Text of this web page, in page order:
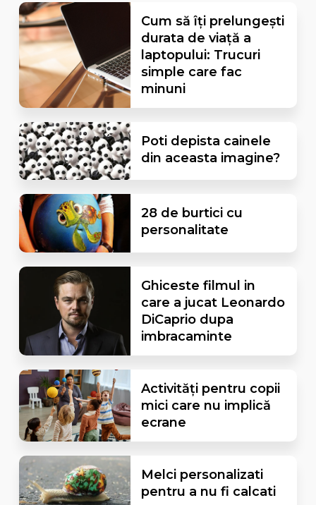
Cum să îți prelungești
durata de viață a
laptopului: Trucuri
simple care fac
minuni
Poti depista cainele
din aceasta imagine?
28 de burtici cu
personalitate
Ghiceste filmul in
care a jucat Leonardo
DiCaprio dupa
imbracaminte
Activități pentru copii
mici care nu implică
ecrane
Melci personalizati
pentru a nu fi calcati